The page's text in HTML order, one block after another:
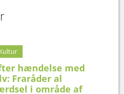
hændelse med
Fraråder al
i område af